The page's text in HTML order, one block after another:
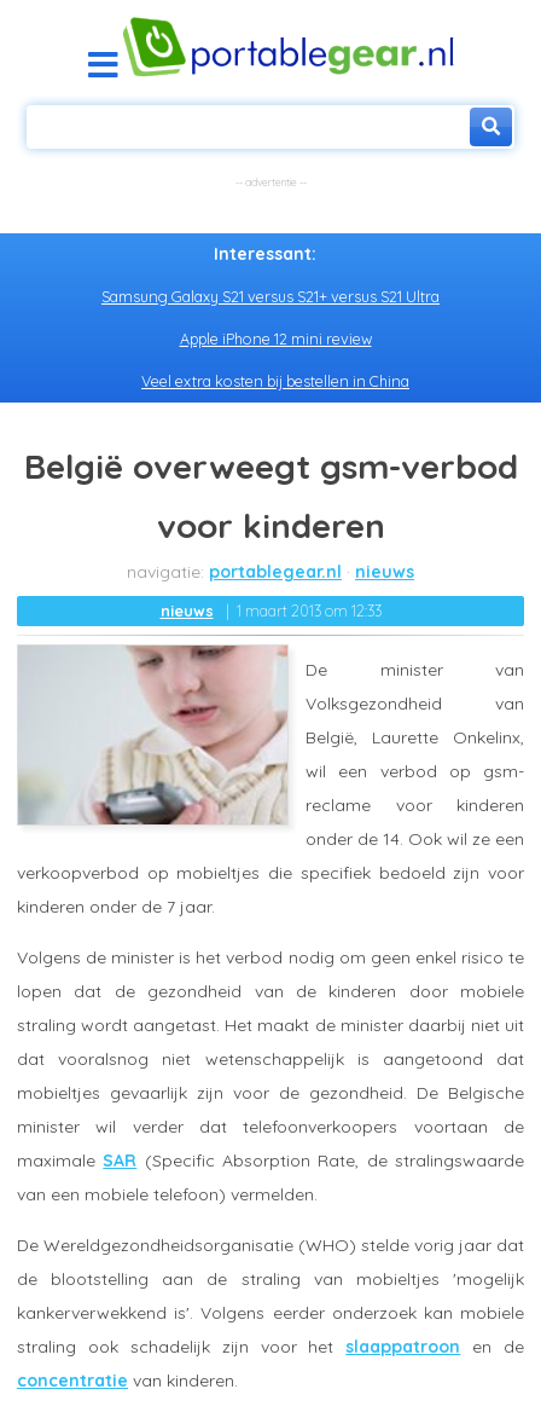
Interessant:
Samsung Galaxy S21 versus S21+ versus S21 Ultra
Apple iPhone 12 mini review
Veel extra kosten bij bestellen in China
België overweegt gsm-verbod
voor kinderen
portablegear.nl nieuws
nieuws 1 maart 2013 om 12:33
De minister van
Volksgezondheid van
België, Laurette Onkelinx,
wil een verbod op gsm-
reclame voor kinderen
onder de 14. Ook wil ze een
verkoopverbod op mobieltjes die specifiek bedoeld zijn voor
kinderen onder de 7 jaar.
Volgens de minister is het verbod nodig om geen enkel risico te
lopen dat de gezondheid van de kinderen door mobiele
straling wordt aangetast. Het maakt de minister daarbij niet uit
dat vooralsnog niet wetenschappelijk is aangetoond dat
mobieltjes gevaarlijk zijn voor de gezondheid. De Belgische
minister wil verder dat telefoonverkoopers voortaan de
maximaleSAR (Specific Absorption Rate, de stralingswaarde
van een mobiele telefoon) vermelden.
De Wereldgezondheidsorganisatie (WHO) stelde vorig jaar dat
de blootstelling aan de straling van mobieltjes 'mogelijk
kankerverwekkend is'. Volgens eerder onderzoek kan mobiele
straling ook schadelijk zijn voor hetslaappatroon en de
concentratie van kinderen.